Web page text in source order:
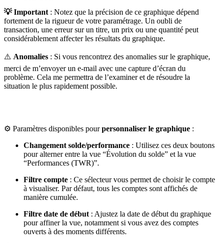
💡 Important : Notez que la précision de ce graphique dépend
fortement de la rigueur de votre paramétrage. Un oubli de
transaction, une erreur sur un titre, un prix ou une quantité peut
considérablement affecter les résultats du graphique.
⚠️ Anomalies : Si vous rencontrez des anomalies sur le graphique,
merci de m’envoyer un e-mail avec une capture d’écran du
problème. Cela me permettra de l’examiner et de résoudre la
situation le plus rapidement possible.
⚙️ Paramètres disponibles pourpersonnaliser le graphique :
Changement solde/performance : Utilisez ces deux boutons
pour alterner entre la vue “Évolution du solde” et la vue
“Performances (TWR)”.
Filtre compte : Ce sélecteur vous permet de choisir le compte
à visualiser. Par défaut, tous les comptes sont affichés de
manière cumulée.
Filtre date de début : Ajustez la date de début du graphique
pour affiner la vue, notamment si vous avez des comptes
ouverts à des moments différents.